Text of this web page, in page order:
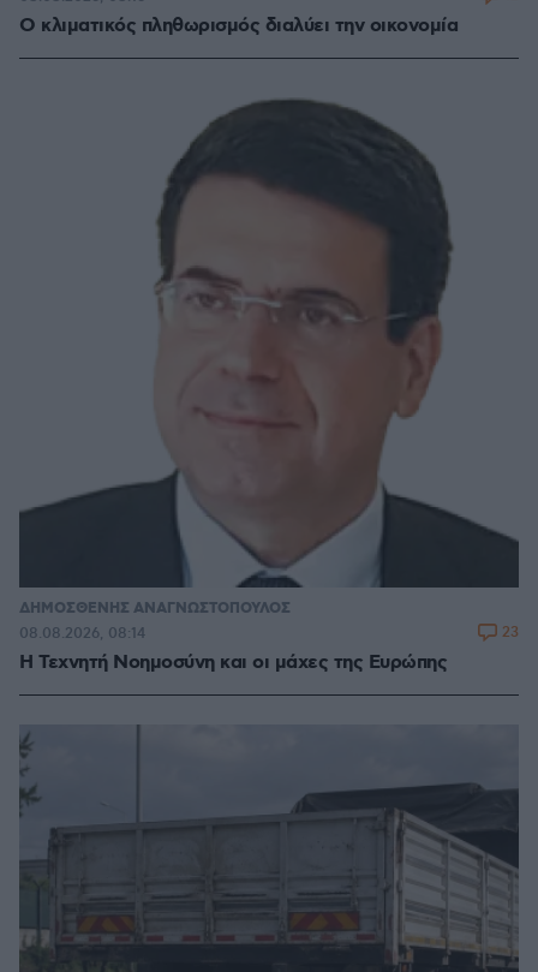
Ο κλιματικός πληθωρισμός διαλύει την οικονομία
ΔΗΜΟΣΘΕΝΗΣ ΑΝΑΓΝΩΣΤΟΠΟΥΛΟΣ
H Τεχνητή Νοημοσύνη και οι μάχες της Ευρώπης
08.08.2026, 08:14 23